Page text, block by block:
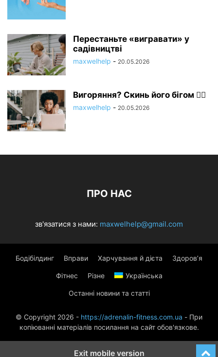
Перестаньте «вигравати» у
садівництві
maxwelhelp - 20.05.2026
Вигоряння? Скинь його бігом 🏃‍♂️
maxwelhelp - 20.05.2026
ПРО НАС
зв'язатися з нами: maxwelhelp@gmail.com
Бодібілдинг Вправи Харчування й дієта Здоров’я
Фітнес Різне Українська
Останні новини та статті
© Copyright 2026 - https://adrenalin-fitness.com.ua - При
копіюванні матеріалів посилання на сайт обов'язкове.
Exit mobile version